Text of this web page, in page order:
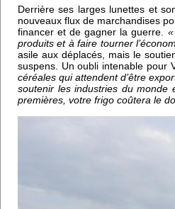
Derrière ses larges lunettes et
nouveaux flux de marchandises
financer et de gagner la guerre.
produits et à faire tourner
asile aux déplacés, mais le
suspens. Un oubli intenable pour
céréales qui attendent d’être
soutenir les industries du monde
premières, votre frigo coûtera le